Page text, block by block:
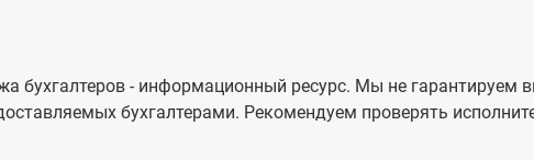
бухгалтеров - информационный ресурс. Мы не гарантируем
бухгалтерами. Рекомендуем проверять